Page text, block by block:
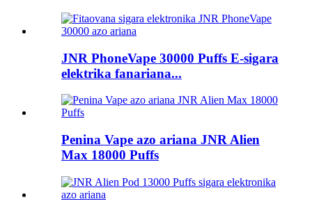
JNR PhoneVape 30000 Puffs E-sigara
elektrika fanariana...
Penina Vape azo ariana JNR Alien
Max 18000 Puffs